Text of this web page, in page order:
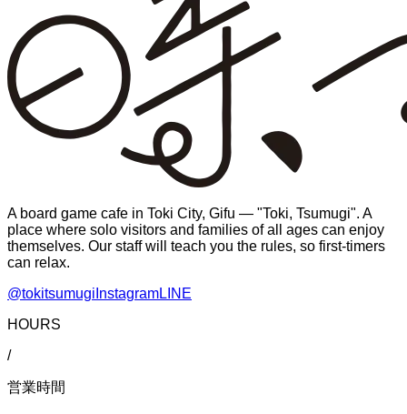
A board game cafe in Toki City, Gifu — "Toki, Tsumugi". A
place where solo visitors and families of all ages can enjoy
themselves. Our staff will teach you the rules, so first-timers
can relax.
@tokitsumugi InstagramLINE
HOURS
/
営業時間